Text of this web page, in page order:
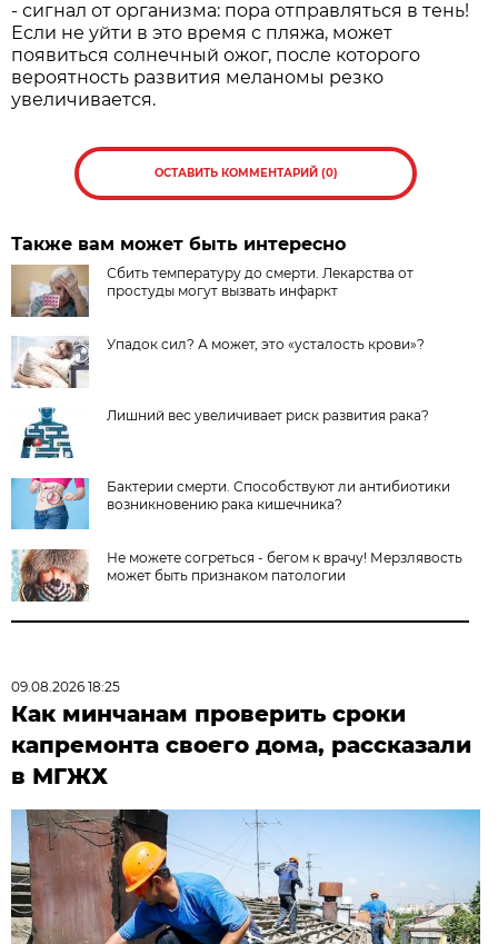
- сигнал от организма: пора отправляться в тень!
Если не уйти в это время с пляжа, может
появиться солнечный ожог, после которого
вероятность развития меланомы резко
увеличивается.
ОСТАВИТЬ КОММЕНТАРИЙ (0)
Также вам может быть интересно
Сбить температуру до смерти. Лекарства от
простуды могут вызвать инфаркт
Упадок сил? А может, это «усталость крови»?
Лишний вес увеличивает риск развития рака?
Бактерии смерти. Способствуют ли антибиотики
возникновению рака кишечника?
Не можете согреться - бегом к врачу! Мерзлявость
может быть признаком патологии
09.08.2026 18:25
Как минчанам проверить сроки
капремонта своего дома, рассказали
в МГЖХ